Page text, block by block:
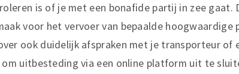
is of je met een bonafide partij in zee gaat.
voor het vervoer van bepaalde hoogwaardige
ook duidelijk afspraken met je transporteur of
uitbesteding via een online platform uit te